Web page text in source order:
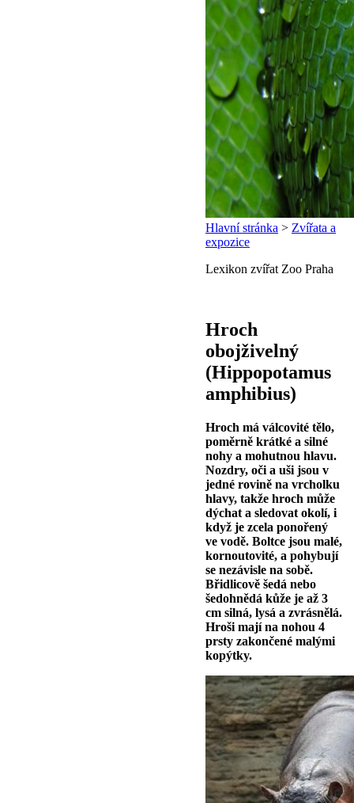
Hlavní stránka > Zvířata a
expozice
Lexikon zvířat Zoo Praha
Hroch
obojživelný
(Hippopotamus
amphibius)
Hroch má válcovité tělo,
poměrně krátké a silné
nohy a mohutnou hlavu.
Nozdry, oči a uši jsou v
jedné rovině na vrcholku
hlavy, takže hroch může
dýchat a sledovat okolí, i
když je zcela ponořený
ve vodě. Boltce jsou malé,
kornoutovité, a pohybují
se nezávisle na sobě.
Břidlicově šedá nebo
šedohnědá kůže je až 3
cm silná, lysá a zvrásnělá.
Hroši mají na nohou 4
prsty zakončené malými
kopýtky.